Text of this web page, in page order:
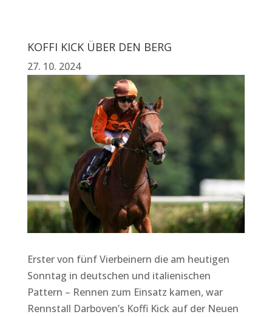
KOFFI KICK ÜBER DEN BERG
27. 10. 2024
Erster von fünf Vierbeinern die am heutigen
Sonntag in deutschen und italienischen
Pattern – Rennen zum Einsatz kamen, war
Rennstall Darboven’s Koffi Kick auf der Neuen